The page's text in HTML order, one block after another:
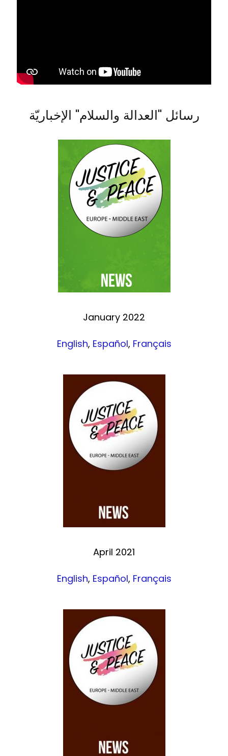
رسائل "العدالة والسلام" الإخباريّة
January 2022
English, Español, Français
April 2021
English, Español, Français